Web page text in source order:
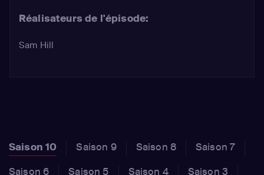
Réalisateurs de l'épisode:
Sam Hill
Saison 10 Saison 9 Saison 8
Saison 7
Saison 6
Saison 5 Saison 4
Saison 3